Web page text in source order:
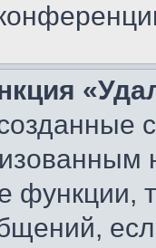
функции,